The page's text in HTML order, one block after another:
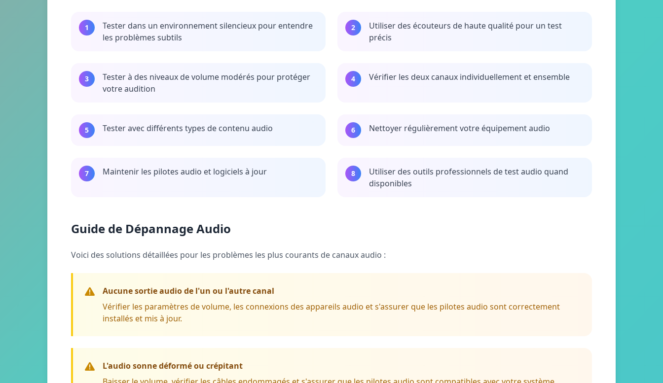
1
Tester dans un environnement silencieux pour entendre
les problèmes subtils
2
Utiliser des écouteurs de haute qualité pour un test
précis
3
Tester à des niveaux de volume modérés pour protéger
votre audition
4 Vérifier les deux canaux individuellement et ensemble
5 Tester avec différents types de contenu audio 6 Nettoyer régulièrement votre équipement audio
7 Maintenir les pilotes audio et logiciels à jour 8
Utiliser des outils professionnels de test audio quand
disponibles
Guide de Dépannage Audio
Voici des solutions détaillées pour les problèmes les plus courants de canaux audio :
Aucune sortie audio de l'un ou l'autre canal
Vérifier les paramètres de volume, les connexions des appareils audio et s'assurer que les pilotes audio sont correctement
installés et mis à jour.
L'audio sonne déformé ou crépitant